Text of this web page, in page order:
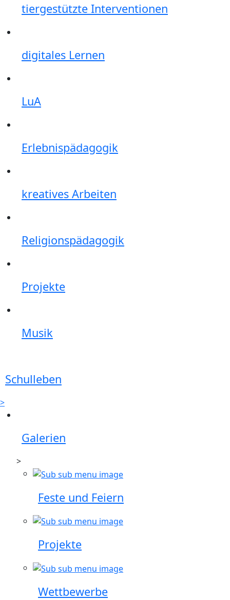
tiergestützte Interventionen
digitales Lernen
LuA
Erlebnispädagogik
kreatives Arbeiten
Religionspädagogik
Projekte
Musik
Schulleben
>
Galerien
>
Feste und Feiern
Projekte
Wettbewerbe